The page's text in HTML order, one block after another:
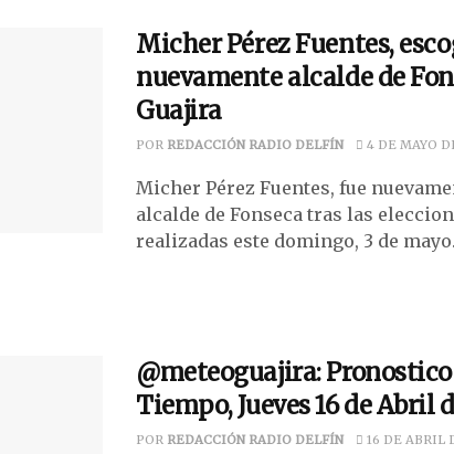
Micher Pérez Fuentes,
nuevamente alcalde de
Guajira
POR REDACCIÓN RADIO DELFÍN 4 DE MAYO
Micher Pérez Fuentes, fue
alcalde de Fonseca tras las
realizadas este domingo, 3 de mayo.
@meteoguajira:
Tiempo, Jueves 16 de Abril
POR REDACCIÓN RADIO DELFÍN 16 DE ABRIL